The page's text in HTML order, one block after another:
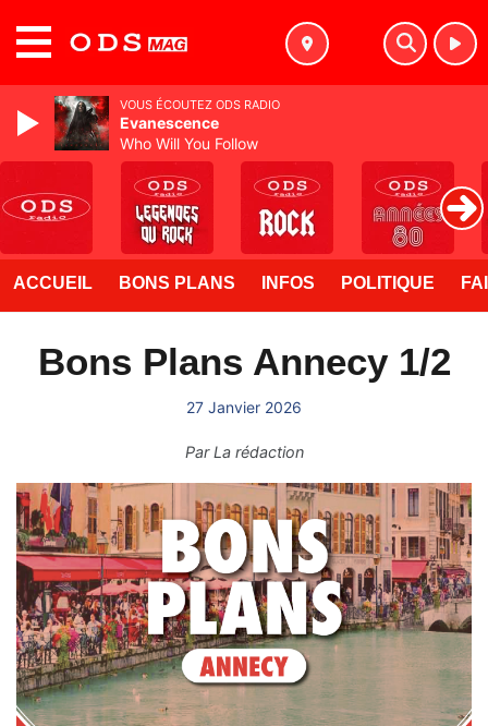
ACCUEIL BONS PLANS INFOS POLITIQUE
Bons Plans Annecy 1/2
27 Janvier 2026
ParLa rédaction
VOUS ÉCOUTEZ ODS RADIO
Evanescence
Who Will You Follow